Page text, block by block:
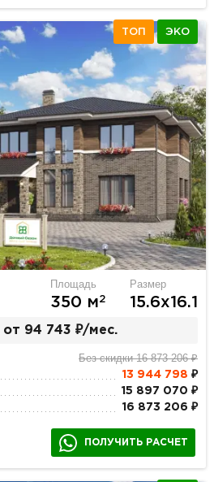
ТОП ЭКО
Площадь
350 м2
Размер
15.6х16.1
от 94 743 ₽/мес.
Без скидки 16 873 206 ₽
13 944 798 ₽
15 897 070 ₽
16 873 206 ₽
ПОЛУЧИТЬ РАСЧЕТ